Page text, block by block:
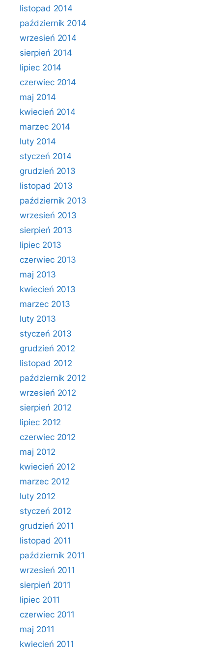
listopad 2014
październik 2014
wrzesień 2014
sierpień 2014
lipiec 2014
czerwiec 2014
maj 2014
kwiecień 2014
marzec 2014
luty 2014
styczeń 2014
grudzień 2013
listopad 2013
październik 2013
wrzesień 2013
sierpień 2013
lipiec 2013
czerwiec 2013
maj 2013
kwiecień 2013
marzec 2013
luty 2013
styczeń 2013
grudzień 2012
listopad 2012
październik 2012
wrzesień 2012
sierpień 2012
lipiec 2012
czerwiec 2012
maj 2012
kwiecień 2012
marzec 2012
luty 2012
styczeń 2012
grudzień 2011
listopad 2011
październik 2011
wrzesień 2011
sierpień 2011
lipiec 2011
czerwiec 2011
maj 2011
kwiecień 2011